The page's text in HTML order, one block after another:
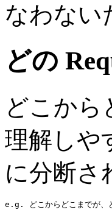
なわない
どの
どこから
理解しや
に分断さ
e.g. どこからどこまでが、